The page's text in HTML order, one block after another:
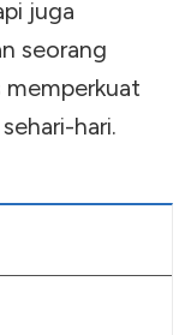
juga
seorang
memperkuat
hari.